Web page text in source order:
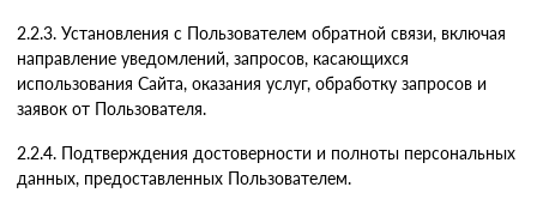
2.2.3. Установления с Пользователем обратной связи, включая
направление уведомлений, запросов, касающихся
использования Сайта, оказания услуг, обработку запросов и
заявок от Пользователя.
2.2.4. Подтверждения достоверности и полноты персональных
данных, предоставленных Пользователем.